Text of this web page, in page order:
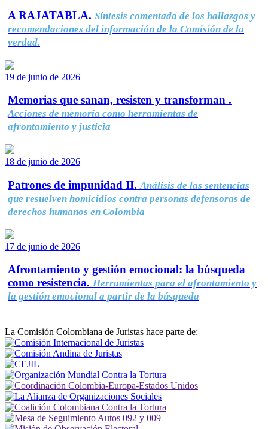
A RAJATABLA. Síntesis comentada de los hallazgos y
recomendaciones del información de la Comisión de la
verdad.
19 de junio de 2026
Memorias que sanan, resisten y transforman .
Acciones de memoria como herramientas de
afrontamiento y justicia
18 de junio de 2026
Patrones de impunidad II. Análisis de las sentencias
que resuelven homicidios contra personas defensoras de
derechos humanos en Colombia
17 de junio de 2026
Afrontamiento y gestión emocional: la búsqueda
como resistencia. Herramientas para el afrontamiento y
la gestión emocional a partir de la búsqueda
La Comisión Colombiana de Juristas hace parte de: